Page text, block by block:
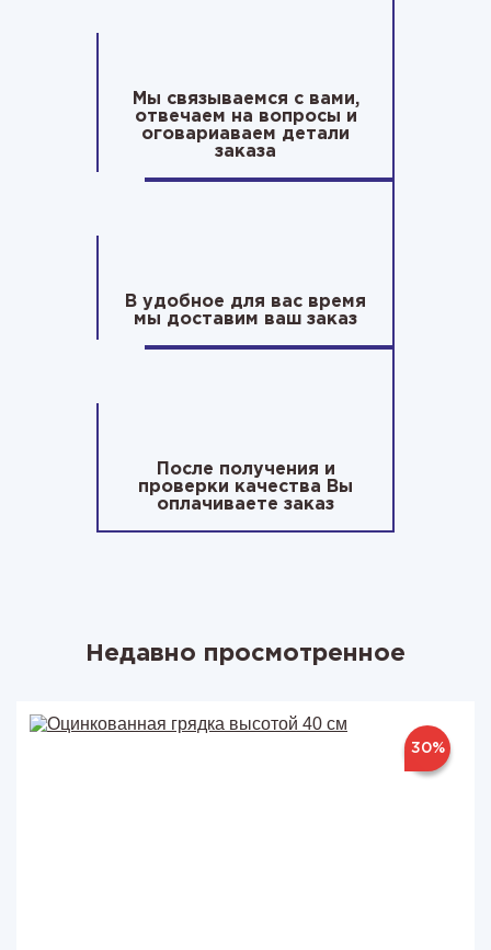
Мы связываемся с вами,
отвечаем на вопросы и
оговариаваем детали
заказа
В удобное для вас время
мы доставим ваш заказ
После получения и
проверки качества Вы
оплачиваете заказ
Недавно просмотренное
30%